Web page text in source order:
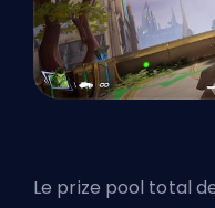
Le prize pool total